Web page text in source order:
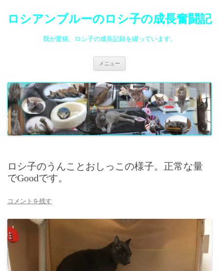
ロシアンブルーのロシ子の成長奮闘記
我が愛猫、ロシ子の成長記録を綴っています。
メニュー
ツ
へ
ス
キ
ッ
プ
ロシ子のうんことおしっこの様子。正常な量
でGoodです。
コメントを残す